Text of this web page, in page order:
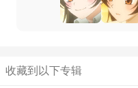
收藏到以下专辑